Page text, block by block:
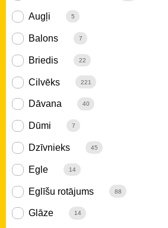
Augļi 5
Balons 7
Briedis 22
Cilvēks 221
Dāvana 40
Dūmi 7
Dzīvnieks 45
Egle 14
Eglīšu rotājums 88
Glāze 14